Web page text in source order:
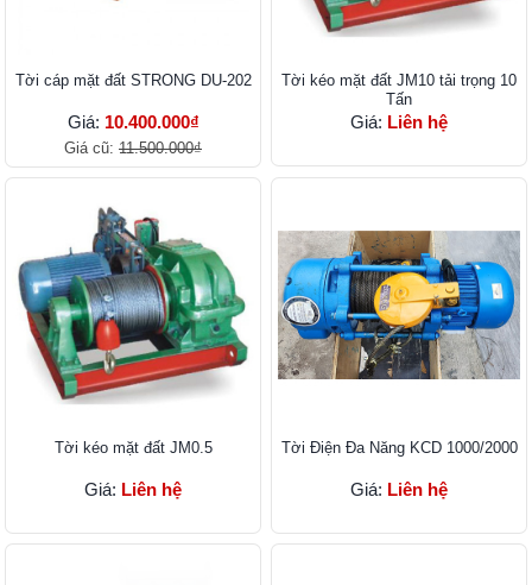
Tời cáp mặt đất STRONG DU-202
Giá: 10.400.000₫
Giá cũ: 11.500.000₫
Tời kéo mặt đất JM10 tải trọng 10
Tấn
Giá: Liên hệ
Tời kéo mặt đất JM0.5
Giá: Liên hệ
Tời Điện Đa Năng KCD 1000/2000
Giá: Liên hệ